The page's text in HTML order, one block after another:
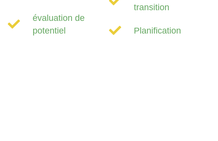
évaluation de
potentiel
transition
Planification